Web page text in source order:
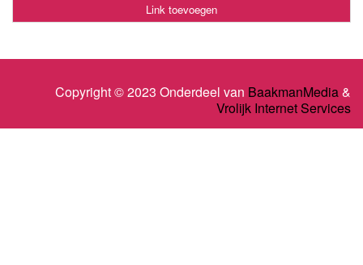
Link toevoegen
Copyright © 2023 Onderdeel van BaakmanMedia&
Vrolijk Internet Services